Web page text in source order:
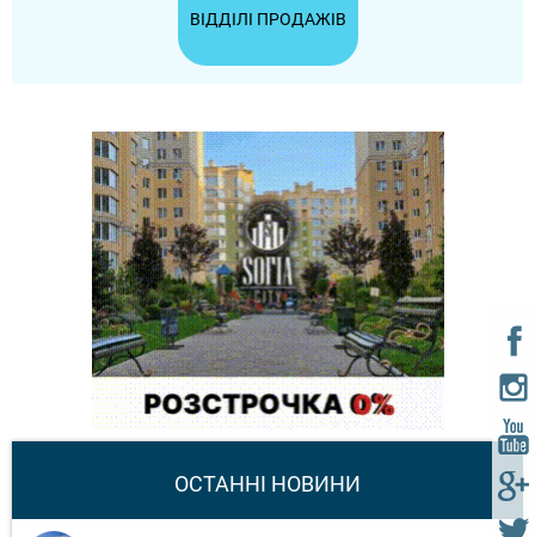
ВІДДІЛІ ПРОДАЖІВ
ОСТАННІ НОВИНИ